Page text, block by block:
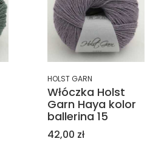
HOLST GARN
Włóczka Holst
Garn Haya kolor
ballerina 15
Cena
42,00 zł